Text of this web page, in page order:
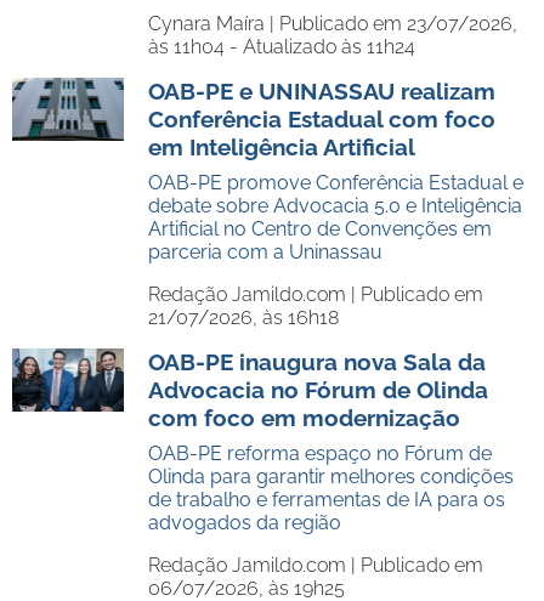
Cynara Maíra | Publicado em 23/07/2026,
às 11h04 - Atualizado às 11h24
OAB-PE e UNINASSAU realizam
Conferência Estadual com foco
em Inteligência Artificial
OAB-PE promove Conferência Estadual e
debate sobre Advocacia 5.0 e Inteligência
Artificial no Centro de Convenções em
parceria com a Uninassau
Redação Jamildo.com | Publicado em
21/07/2026, às 16h18
OAB-PE inaugura nova Sala da
Advocacia no Fórum de Olinda
com foco em modernização
OAB-PE reforma espaço no Fórum de
Olinda para garantir melhores condições
de trabalho e ferramentas de IA para os
advogados da região
Redação Jamildo.com | Publicado em
06/07/2026, às 19h25